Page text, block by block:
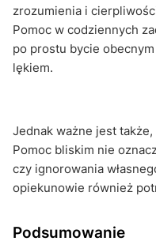
zrozumienia i
Pomoc w codziennych
po prostu bycie
lękiem.
Jednak ważne jest
Pomoc bliskim nie
czy ignorowania
opiekunowie również
Podsumowanie